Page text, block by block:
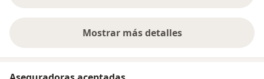
Mostrar más detalles
sobre la dirección